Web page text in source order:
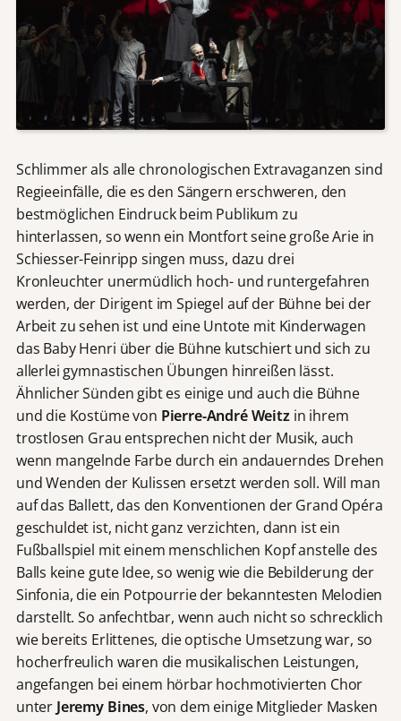
Schlimmer als alle chronologischen Extravaganzen sind
Regieeinfälle, die es den Sängern erschweren, den
bestmöglichen Eindruck beim Publikum zu
hinterlassen, so wenn ein Montfort seine große Arie in
Schiesser-Feinripp singen muss, dazu drei
Kronleuchter unermüdlich hoch- und runtergefahren
werden, der Dirigent im Spiegel auf der Bühne bei der
Arbeit zu sehen ist und eine Untote mit Kinderwagen
das Baby Henri über die Bühne kutschiert und sich zu
allerlei gymnastischen Übungen hinreißen lässt.
Ähnlicher Sünden gibt es einige und auch die Bühne
und die Kostüme von Pierre-André Weitzin ihrem
trostlosen Grau entsprechen nicht der Musik, auch
wenn mangelnde Farbe durch ein andauerndes Drehen
und Wenden der Kulissen ersetzt werden soll. Will man
auf das Ballett, das den Konventionen der Grand Opéra
geschuldet ist, nicht ganz verzichten, dann ist ein
Fußballspiel mit einem menschlichen Kopf anstelle des
Balls keine gute Idee, so wenig wie die Bebilderung der
Sinfonia, die ein Potpourrie der bekanntesten Melodien
darstellt. So anfechtbar, wenn auch nicht so schrecklich
wie bereits Erlittenes, die optische Umsetzung war, so
hocherfreulich waren die musikalischen Leistungen,
angefangen bei einem hörbar hochmotivierten Chor
unter Jeremy Bines, von dem einige Mitglieder Masken